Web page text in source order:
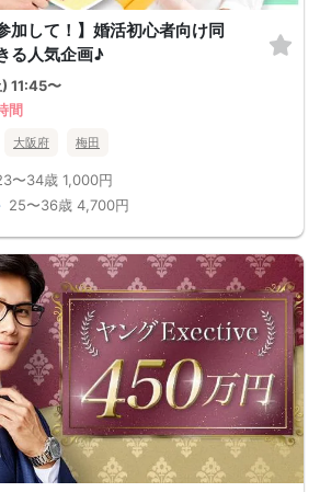
加して！】婚活初心者向け同
る人気企画♪
11:45〜
間
大阪府 梅田
〜34歳 1,000円
25〜36歳 4,700円